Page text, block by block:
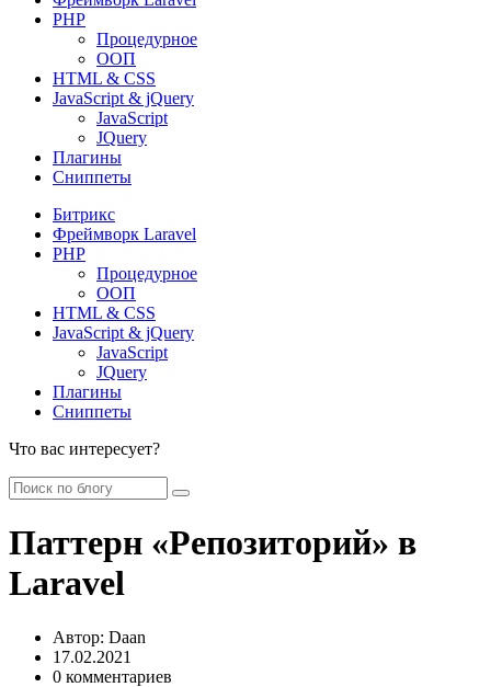
PHP
Процедурное
ООП
HTML & CSS
JavaScript & jQuery
JavaScript
JQuery
Плагины
Сниппеты
Битрикс
Фреймворк Laravel
PHP
Процедурное
ООП
HTML & CSS
JavaScript & jQuery
JavaScript
JQuery
Плагины
Сниппеты
Что вас интересует?
Паттерн «Репозиторий» в
Laravel
Автор: Daan
17.02.2021
0 комментариев